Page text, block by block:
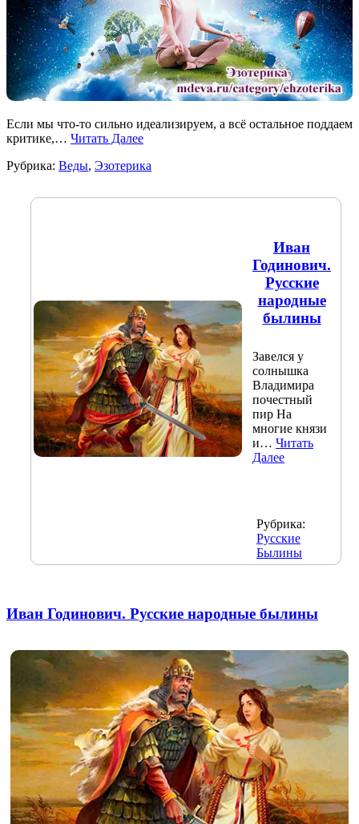
Если мы что-то сильно идеализируем, а всё остальное поддаем
критике,… Читать Далее
Рубрика: Веды, Эзотерика
Иван
Годинович.
Русские
народные
былины
Завелся у
солнышка
Владимира
почестный
пир На
многие князи
и… Читать
Далее
Рубрика:
Русские
Былины
Иван Годинович. Русские народные былины